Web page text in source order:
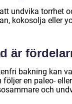
undvika torrhet
kokosolja eller
är
bakning kan
följer en paleo-
och